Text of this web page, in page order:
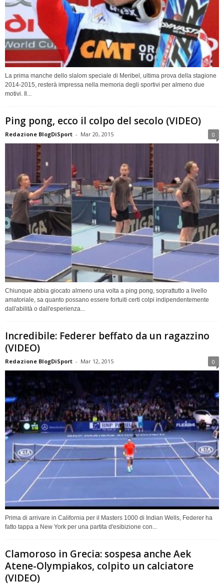
La prima manche dello slalom speciale di Meribel, ultima prova della stagione
2014-2015, resterà impressa nella memoria degli sportivi per almeno due
motivi. Il...
Ping pong, ecco il colpo del secolo (VIDEO)
Redazione BlogDiSport - Mar 20, 2015 0
Chiunque abbia giocato almeno una volta a ping pong, soprattutto a livello
amatoriale, sa quanto possano essere fortuiti certi colpi indipendentemente
dall'abilità o dall'esperienza...
Incredibile: Federer beffato da un ragazzino
(VIDEO)
Redazione BlogDiSport - Mar 12, 2015 0
Prima di arrivare in California per il Masters 1000 di Indian Wells, Federer ha
fatto tappa a New York per una partita d'esibizione con...
Clamoroso in Grecia: sospesa anche Aek
Atene-Olympiakos, colpito un calciatore
(VIDEO)